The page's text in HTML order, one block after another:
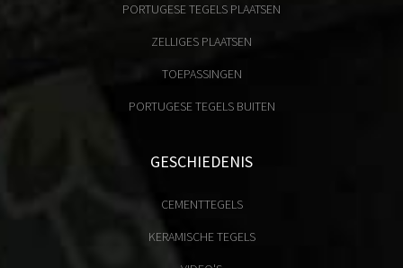
PORTUGESE TEGELS PLAATSEN
ZELLIGES PLAATSEN
TOEPASSINGEN
PORTUGESE TEGELS BUITEN
GESCHIEDENIS
CEMENTTEGELS
KERAMISCHE TEGELS